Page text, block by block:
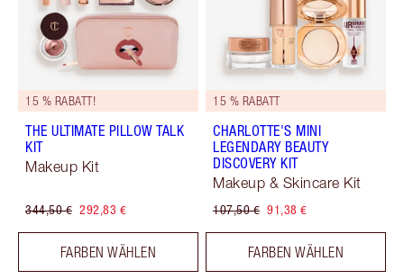
15 % RABATT!
THE ULTIMATE PILLOW TALK
KIT
Makeup Kit
344,50 € 292,83 €
FARBEN WÄHLEN
15 % RABATT
CHARLOTTE'S MINI
LEGENDARY BEAUTY
DISCOVERY KIT
Makeup & Skincare Kit
107,50 € 91,38 €
FARBEN WÄHLEN